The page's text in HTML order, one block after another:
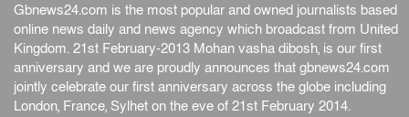
Gbnews24.com is the most popular and owned journalists based
online news daily and news agency which broadcast from United
Kingdom. 21st February-2013 Mohan vasha dibosh, is our first
anniversary and we are proudly announces that gbnews24.com
jointly celebrate our first anniversary across the globe including
London, France, Sylhet on the eve of 21st February 2014.